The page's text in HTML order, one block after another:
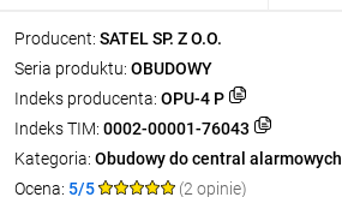
Producent: SATEL SP. Z O.O.
Seria produktu: OBUDOWY
Indeks producenta: OPU-4 P
Indeks TIM: 0002-00001-76043
Kategoria: Obudowy do central alarmowych
Ocena: 5/5 (2 opinie)